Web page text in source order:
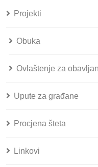
Projekti
Obuka
Ovlaštenje za
Upute za građane
Procjena šteta
Linkovi